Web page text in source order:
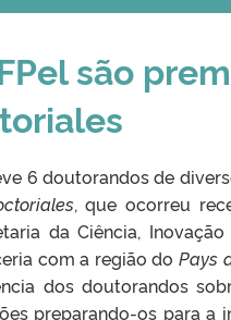
são
6 doutorandos de
, que ocorreu
da Ciência, Inovação
com a região do Pays
dos doutorandos
preparando-os para a